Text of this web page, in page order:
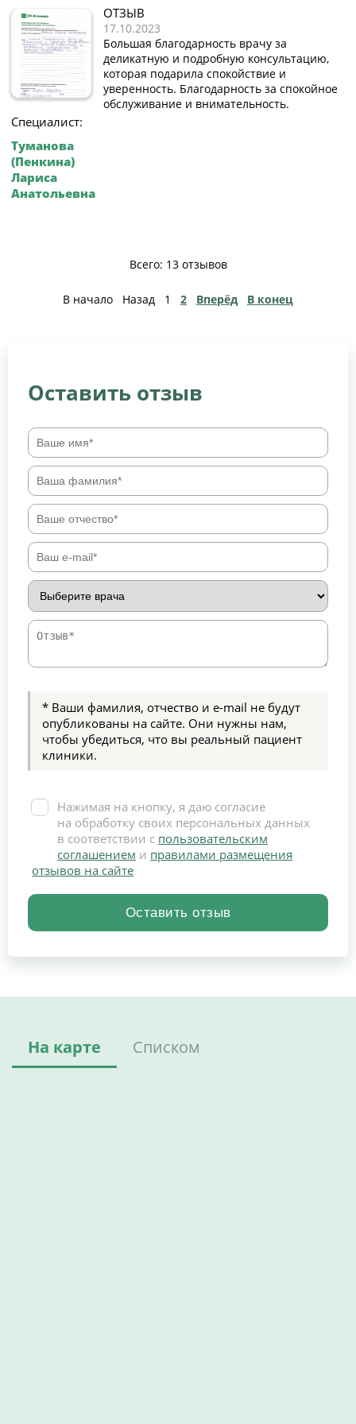
Специалист:
Туманова
(Пенкина)
Лариса
Анатольевна
ОТЗЫВ
17.10.2023
Большая благодарность врачу за
деликатную и подробную консультацию,
которая подарила спокойствие и
уверенность. Благодарность за спокойное
обслуживание и внимательность.
Всего: 13 отзывов
В начало Назад 1 2 Вперёд В конец
Оставить отзыв
* Ваши фамилия, отчество и e-mail не будут
опубликованы на сайте. Они нужны нам,
чтобы убедиться, что вы реальный пациент
клиники.
Нажимая на кнопку, я даю согласие
на обработку своих персональных данных
в соответствии с пользовательским
соглашением и правилами размещения
отзывов на сайте
На карте Списком